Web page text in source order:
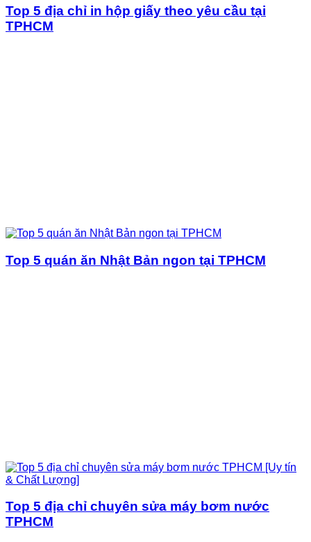
Top 5 địa chỉ in hộp giấy theo yêu cầu tại
TPHCM
Top 5 quán ăn Nhật Bản ngon tại TPHCM
Top 5 địa chỉ chuyên sửa máy bơm nước
TPHCM